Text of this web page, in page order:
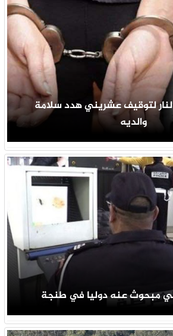
لتوقيف عشريني هدد سلامة
والديه
مبحوث عنه دوليا في طنجة